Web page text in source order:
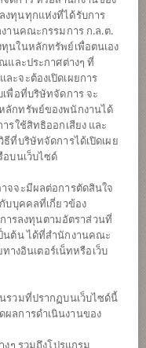
*ตามสกุลเงินของกองทุน
ทุนทุกแห่งที่ได้รับการ
านคณะกรรมการ ก.ล.ต.
นในหลักทรัพย์เพื่อตนเอง
และประกาศต่างๆ ที่
ะจะต้องเปิดเผยการ
พื่อที่บริษัทจัดการ จะ
ลักทรัพย์ของพนักงานได้
รใช้สิทธิออกเสียง และ
ที่บริษัทจัดการได้เปิดเผย
บนเว็บไซด์
จจะมีผลต่อการตัดสินใจ
บบุคคลที่เกี่ยวข้อง
ารลงทุนตามอัตราส่วนที่
นต้น ได้ที่สำนักงานคณะ
างอินเตอร์เน็ทหรือเว็บ
รวมที่ปรากฏบนเว็บไซด์นี้
ลการดำเนินงานของ
ๆ รวมถึงโปรแกรม